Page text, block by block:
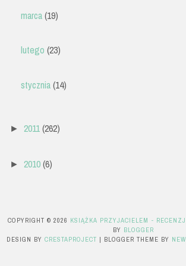
marca(19)
lutego (23)
stycznia(14)
► 2011(262)
► 2010(6)
COPYRIGHT © 2026 KSIĄŻKA PRZYJACIELEM -
BY BLOGGER
DESIGN BY CRESTAPROJECT | BLOGGER THEME BY